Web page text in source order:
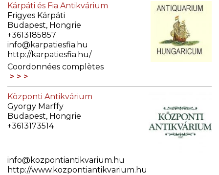
Kárpáti és Fia Antikvárium
Frigyes Kárpáti
Budapest, Hongrie
+3613185857
info@karpatiesfia.hu
http://karpatiesfia.hu/
Coordonnées complètes
Központi Antikvárium
Gyorgy Marffy
Budapest, Hongrie
+3613173514
info@kozpontiantikvarium.hu
http://www.kozpontiantikvarium.hu